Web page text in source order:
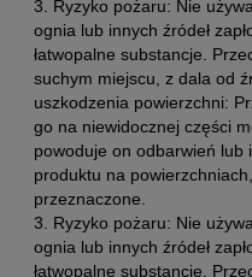
3. Ryzyko pożaru: Nie
ognia lub innych źródeł
łatwopalne substancje.
suchym miejscu, z dala od
uszkodzenia powierzchni:
go na niewidocznej części
powoduje on odbarwień lub
produktu na
przeznaczone.
3. Ryzyko pożaru: Nie
ognia lub innych źródeł
łatwopalne substancje.